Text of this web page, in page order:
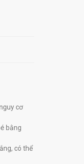
cơ
bằng
có thể